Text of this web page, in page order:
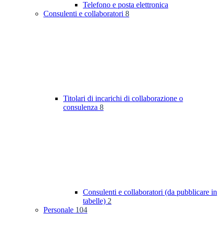
Telefono e posta elettronica
Consulenti e collaboratori 8
Titolari di incarichi di collaborazione o
consulenza 8
Consulenti e collaboratori (da pubblicare in
tabelle) 2
Personale 104